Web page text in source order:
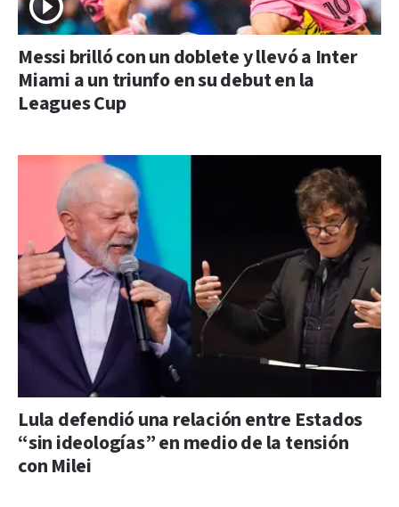
Messi brilló con un doblete y llevó a Inter
Miami a un triunfo en su debut en la
Leagues Cup
Lula defendió una relación entre Estados
“sin ideologías” en medio de la tensión
con Milei